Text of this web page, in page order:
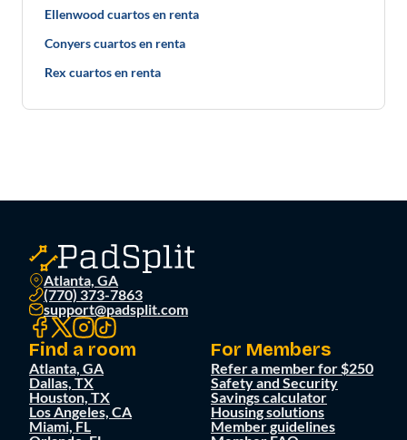
Ellenwood cuartos en renta
Conyers cuartos en renta
Rex cuartos en renta
Atlanta, GA
(770) 373-7863
support@padsplit.com
Find a room
Atlanta, GA
Dallas, TX
Houston, TX
Los Angeles, CA
Miami, FL
For Members
Refer a member for $250
Safety and Security
Savings calculator
Housing solutions
Member guidelines